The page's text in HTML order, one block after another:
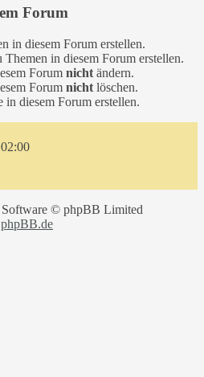
Forum
in diesem Forum erstellen.
in diesem Forum erstellen.
Forum nicht ändern.
Forum nicht löschen.
in diesem Forum erstellen.
© phpBB Limited
phpBB.de